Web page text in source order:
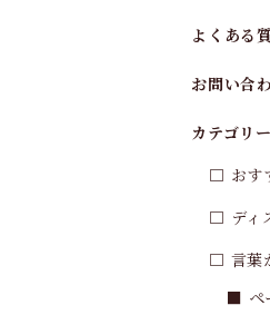
よくある
お問い合
カテゴリー
□ おす
□ ディ
□ 言葉
■ ペ